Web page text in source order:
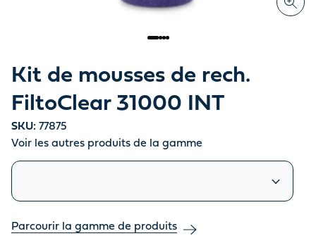
Kit de mousses de rech.
FiltoClear 31000 INT
SKU: 77875
Voir les autres produits de la gamme
Produits similaires
Parcourir la gamme de produits